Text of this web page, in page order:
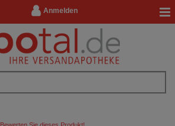
Anmelden
Bewerten Sie dieses Produkt!